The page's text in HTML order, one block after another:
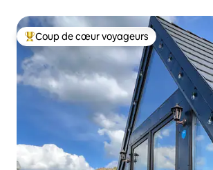
Coup de cœur voyageurs parmi les plus
Coup de cœur voyageurs